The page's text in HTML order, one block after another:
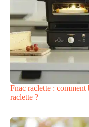
Fnac raclette :
raclette ?